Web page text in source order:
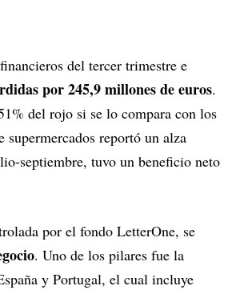
del tercer trimestre e
por 245,9 millones de euros.
del rojo si se lo compara con los
reportó un alza
septiembre, tuvo un beneficio neto
por el fondo LetterOne, se
. Uno de los pilares fue la
y Portugal, el cual incluye